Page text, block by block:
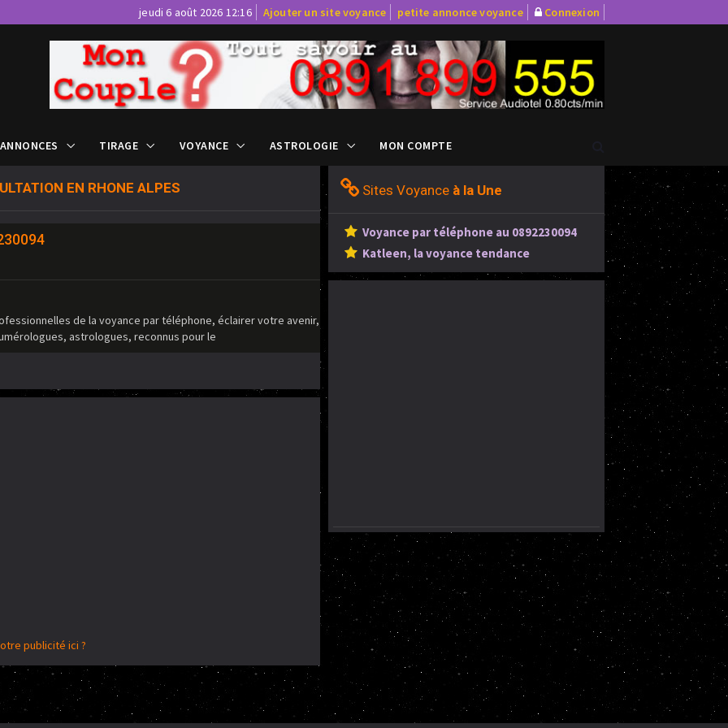
jeudi 6 août 2026 12:16 Ajouter un site voyance petite annonce voyance Connexion
TIRAGE VOYANCE ASTROLOGIE MON COMPTE
EN RHONE ALPES
de la voyance par téléphone, éclairer votre avenir,
astrologues, reconnus pour le
publicité ici ?
Sites Voyance à la Une
Voyance par téléphone au 0892230094
Katleen, la voyance tendance